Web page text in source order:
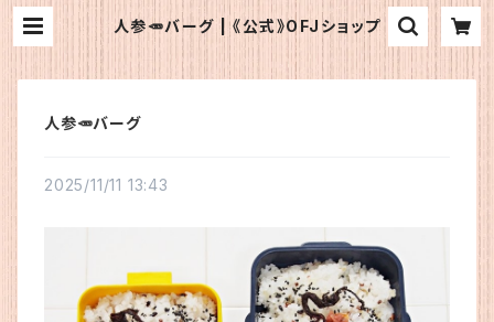
人参🥕バーグ | 《公式》OFJショップ
人参🥕バーグ
2025/11/11 13:43